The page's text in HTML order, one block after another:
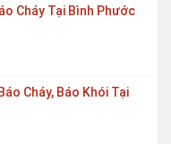
Cháy Tại Bình Phước
Cháy, Báo Khói Tại